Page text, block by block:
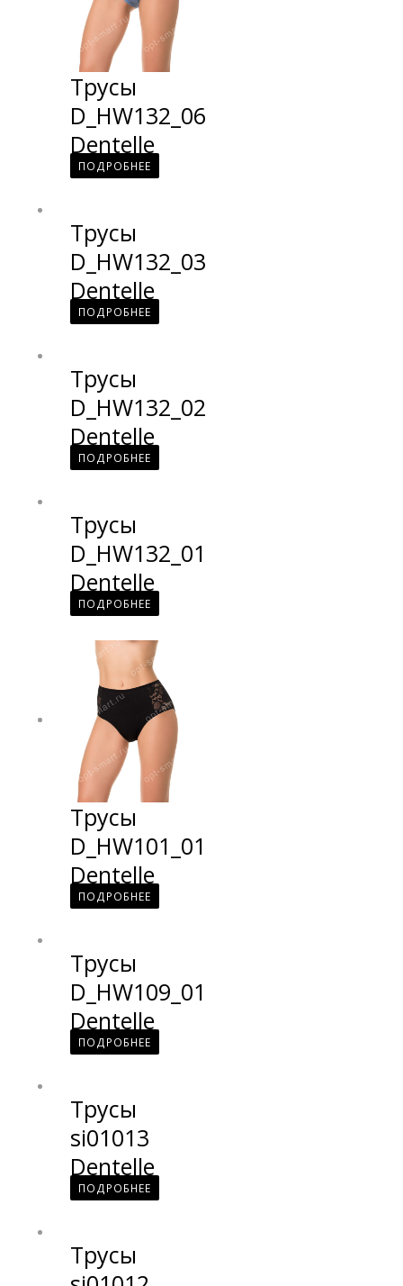
Трусы
D_HW132_06
Dentelle
ПОДРОБНЕЕ
Трусы
D_HW132_03
Dentelle
ПОДРОБНЕЕ
Трусы
D_HW132_02
Dentelle
ПОДРОБНЕЕ
Трусы
D_HW132_01
Dentelle
ПОДРОБНЕЕ
Трусы
D_HW101_01
Dentelle
ПОДРОБНЕЕ
Трусы
D_HW109_01
Dentelle
ПОДРОБНЕЕ
Трусы
si01013
Dentelle
ПОДРОБНЕЕ
Трусы